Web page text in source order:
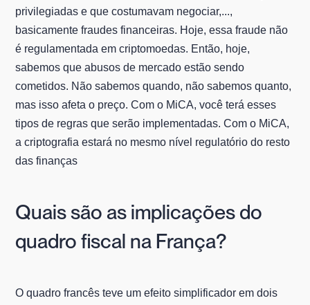
privilegiadas e que costumavam negociar,...,
basicamente fraudes financeiras. Hoje, essa fraude não
é regulamentada em criptomoedas. Então, hoje,
sabemos que abusos de mercado estão sendo
cometidos. Não sabemos quando, não sabemos quanto,
mas isso afeta o preço. Com o MiCA, você terá esses
tipos de regras que serão implementadas. Com o MiCA,
a criptografia estará no mesmo nível regulatório do resto
das finanças
Quais são as implicações do
quadro fiscal na França?
O quadro francês teve um efeito simplificador em dois